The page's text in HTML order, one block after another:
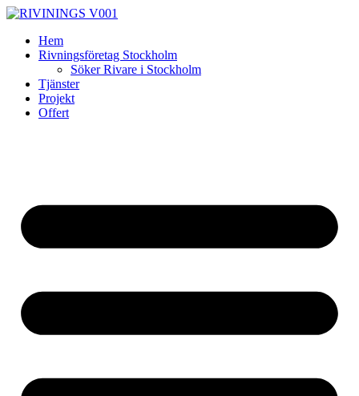
Skip
contentHem
Rivningsföretag Stockholm
Söker Rivare i Stockholm
Tjänster
Projekt
Offert